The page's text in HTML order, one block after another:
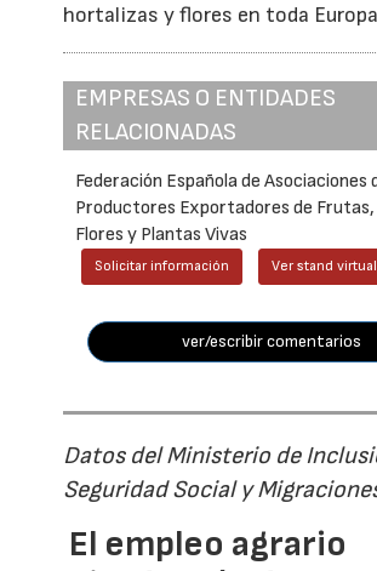
hortalizas y flores en toda
EMPRESAS O ENTIDADES
RELACIONADAS
Federación Española de Asociaciones
Productores Exportadores de
Flores y Plantas Vivas
Solicitar información Ver stand virtual
ver/escribir comentarios
Datos del Ministerio de
Seguridad Social y
El empleo agrario